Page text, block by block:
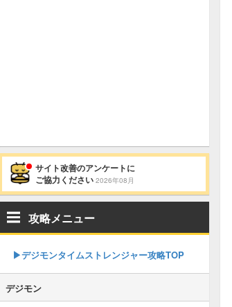
サイト改善のアンケートに
ご協力ください 2026年08月
攻略メニュー
▶︎デジモンタイムストレンジャー攻略TOP
デジモン